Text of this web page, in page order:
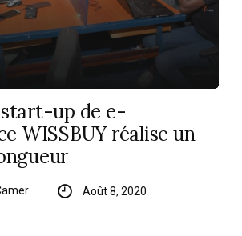
up de e-
WISSBUY réalise un
Août 8, 2020